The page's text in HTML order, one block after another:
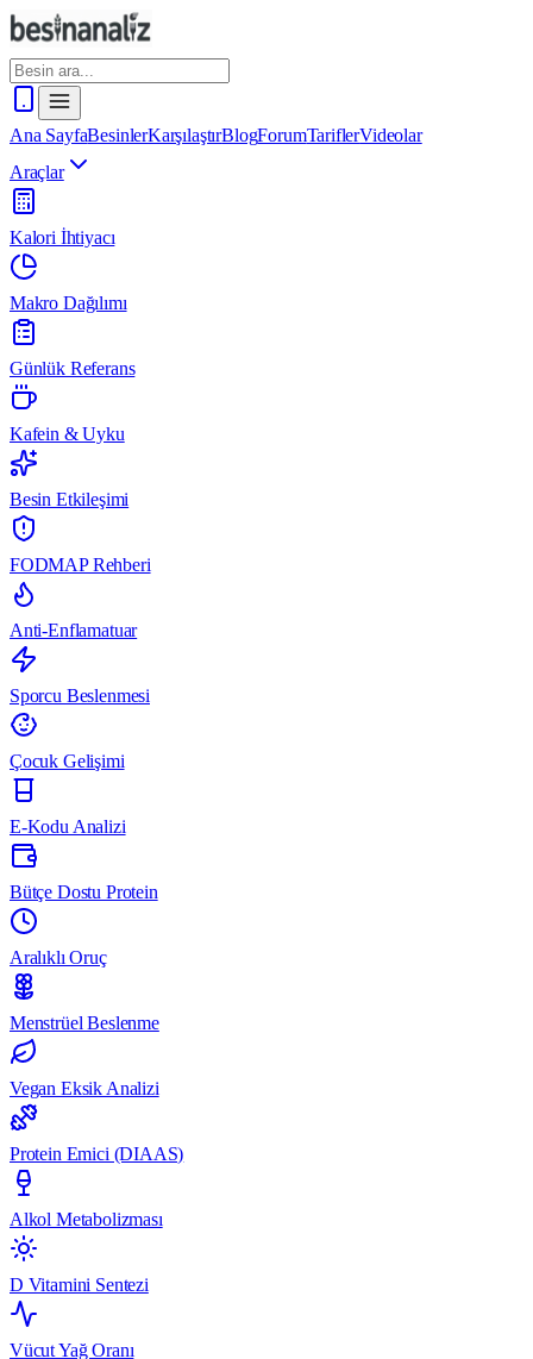
Ana SayfaBesinlerKarşılaştırBlogForumTariflerVideolar
Araçlar
Kalori İhtiyacı
Makro Dağılımı
Günlük Referans
Kafein & Uyku
Besin Etkileşimi
FODMAP Rehberi
Anti-Enflamatuar
Sporcu Beslenmesi
Çocuk Gelişimi
E-Kodu Analizi
Bütçe Dostu Protein
Aralıklı Oruç
Menstrüel Beslenme
Vegan Eksik Analizi
Protein Emici (DIAAS)
Alkol Metabolizması
D Vitamini Sentezi
Vücut Yağ Oranı